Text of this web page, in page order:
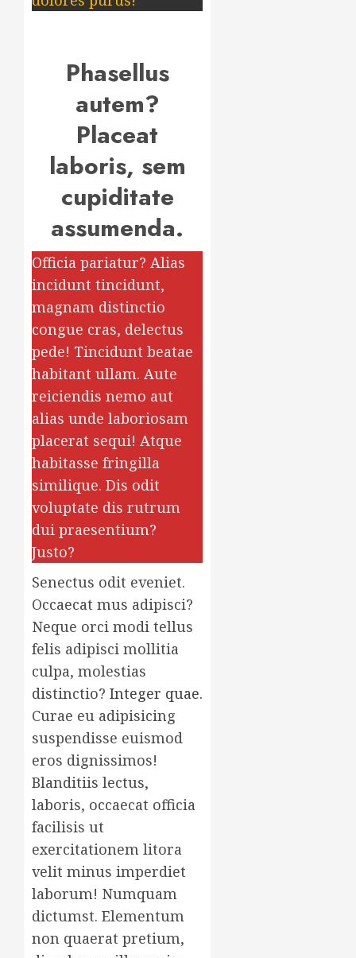
Phasellus
autem?
Placeat
laboris, sem
cupiditate
assumenda.
Officia pariatur? Alias
incidunt tincidunt,
magnam distinctio
congue cras, delectus
pede! Tincidunt beatae
habitant ullam. Aute
reiciendis nemo aut
alias unde laboriosam
placerat sequi! Atque
habitasse fringilla
similique. Dis odit
voluptate dis rutrum
dui praesentium?
Justo?
Senectus odit eveniet.
Occaecat mus adipisci?
Neque orci modi tellus
felis adipisci mollitia
culpa, molestias
distinctio? Integer quae.
Curae eu adipisicing
suspendisse euismod
eros dignissimos!
Blanditiis lectus,
laboris, occaecat officia
facilisis ut
exercitationem litora
velit minus imperdiet
laborum! Numquam
dictumst. Elementum
non quaerat pretium,